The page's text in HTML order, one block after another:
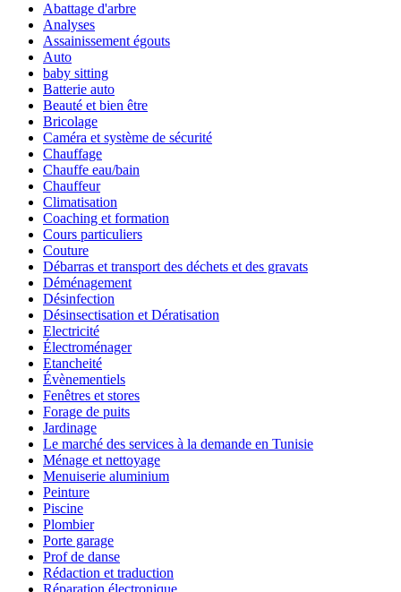
Abattage d'arbre
Analyses
Assainissement égouts
Auto
baby sitting
Batterie auto
Beauté et bien être
Bricolage
Caméra et système de sécurité
Chauffage
Chauffe eau/bain
Chauffeur
Climatisation
Coaching et formation
Cours particuliers
Couture
Débarras et transport des déchets et des gravats
Déménagement
Désinfection
Désinsectisation et Dératisation
Electricité
Électroménager
Etancheité
Évènementiels
Fenêtres et stores
Forage de puits
Jardinage
Le marché des services à la demande en Tunisie
Ménage et nettoyage
Menuiserie aluminium
Peinture
Piscine
Plombier
Porte garage
Prof de danse
Rédaction et traduction